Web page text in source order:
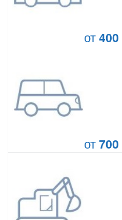
от400
от700